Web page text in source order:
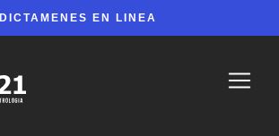
DICTAMENES EN LINEA